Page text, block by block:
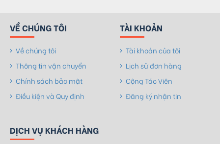
VỀ CHÚNG TÔI
Về chúng tôi
Thông tin vận chuyển
Chính sách bảo mật
Điều kiện và Quy định
TÀI KHOẢN
Tài khoản của tôi
Lịch sử đơn hàng
Cộng Tác Viên
Đăng ký nhận tin
DỊCH VỤ KHÁCH HÀNG